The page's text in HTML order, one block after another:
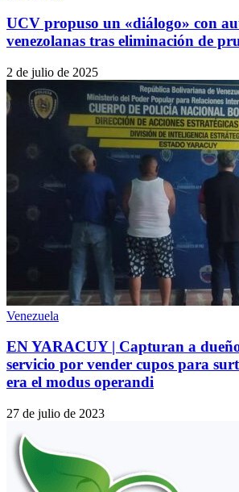
UCV propuso un «diálogo» con
venezolanas tras eliminación de
2 de julio de 2025
Venezuela
EN YARACUY | Capturan a
servicio por vender cupos para
era el modus operandi
27 de julio de 2023